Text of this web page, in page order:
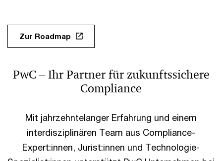
Zur Roadmap
PwC – Ihr Partner für zukunftssichere
Compliance
Mit jahrzehntelanger Erfahrung und einem
interdisziplinären Team aus Compliance-
Expert:innen, Jurist:innen und Technologie-